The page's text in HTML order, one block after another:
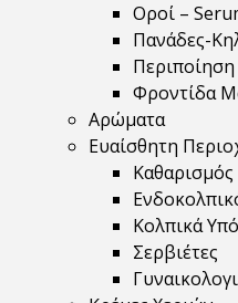
Οροί –
Πανάδες-
Περιποίηση
Φροντίδα
Αρώματα
Ευαίσθητη
Κολπικά
Σερβιέτες